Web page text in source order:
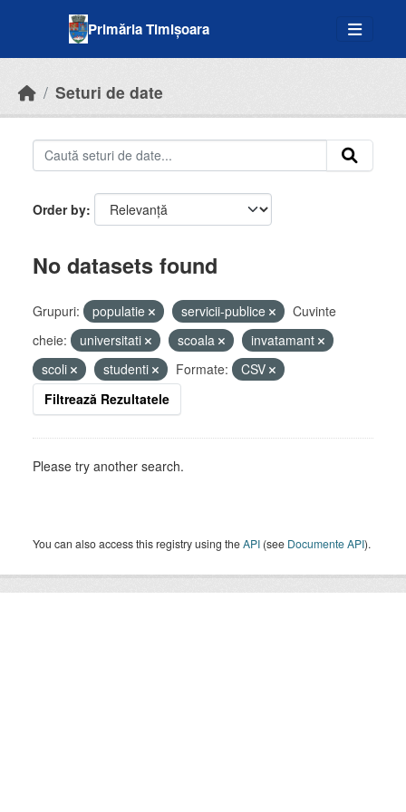
Primăria Timișoara
Seturi de date
Order by
No datasets found
Grupuri: populatie servicii-publice
Cuvinte
cheie:
universitati scoala
invatamant
scoli
studenti Formate:
CSV
Filtrează Rezultatele
Please try another search.
You can also access this registry using theAPI (see Documente API).